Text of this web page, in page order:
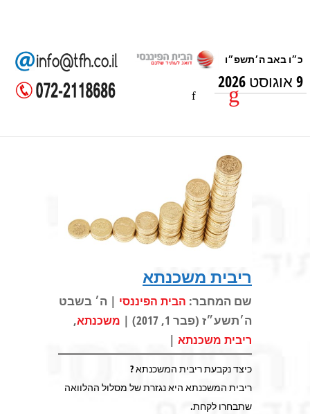
9 אוגוסט 2026
ריבית משכנתא
שם המחבר: הבית הפיננסי | ה׳ בשבט
ה׳תשע״ז (פבר 1, 2017) |
משכנתא,
ריבית משכנתא |
כיצד נקבעת ריבית המשכנתא ?
ריבית המשכנתא היא נגזרת של מסלול ההלוואה
שתבחרו לקחת.